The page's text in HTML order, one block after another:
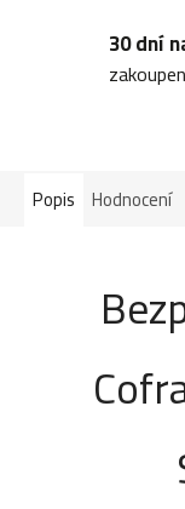
30 dní
Popis Hodnocení